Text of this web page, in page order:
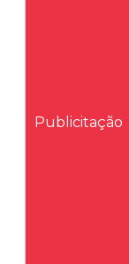
Publicitação